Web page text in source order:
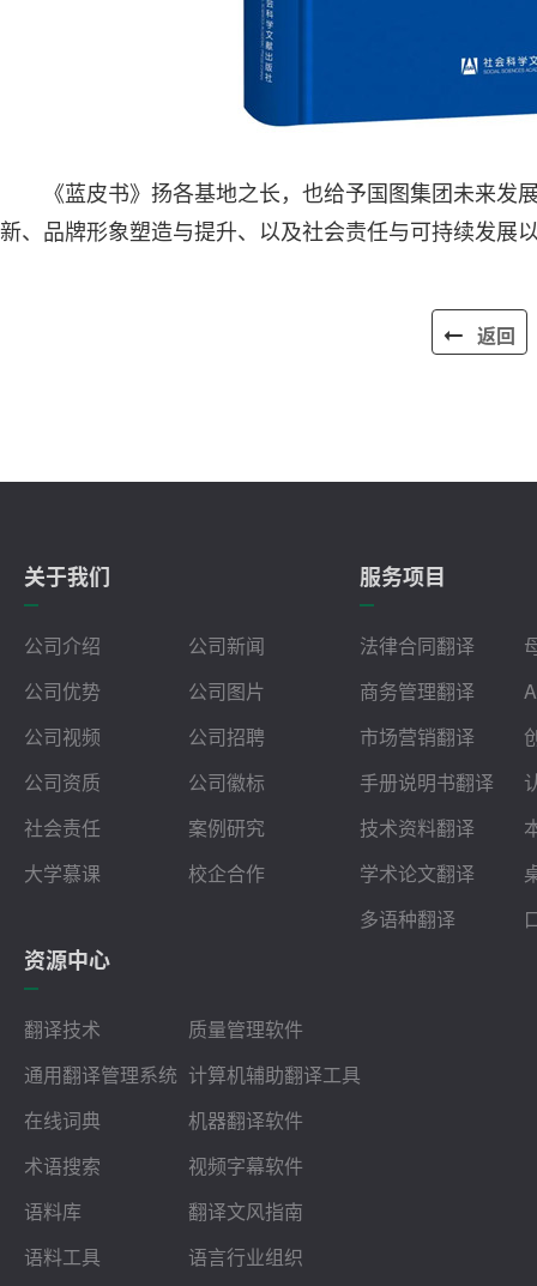
《蓝皮书》扬各基地之长，也给予国图集团未来
新、品牌形象塑造与提升、以及社会责任与可持续发展
返回
关于我们
公司介绍
公司新闻
公司优势
公司图片
公司视频
公司招聘
公司资质
公司徽标
社会责任
案例研究
大学慕课
校企合作
服务项目
法律合同翻译
商务管理翻译
市场营销翻译
手册说明书翻译
技术资料翻译
学术论文翻译
多语种翻译
资源中心
翻译技术
质量管理软件
通用翻译管理系统 计算机辅助翻译工具
在线词典
机器翻译软件
术语搜索
视频字幕软件
语料库
翻译文风指南
语料工具
语言行业组织